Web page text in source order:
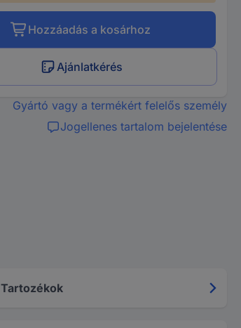
Hozzáadás a kosárhoz
Ajánlatkérés
Gyártó vagy a termékért felelős személy
Jogellenes tartalom bejelentése
Tartozékok